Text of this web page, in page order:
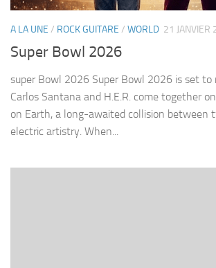
A LA UNE / ROCK GUITARE / WORLD 21 JANVIER
Super Bowl 2026
super Bowl 2026 Super Bowl 2026 is set to
Carlos Santana and H.E.R. come together
on Earth, a long-awaited collision between
electric artistry. When...